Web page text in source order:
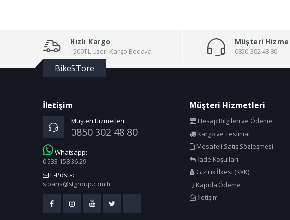
Hızlı Kargo
1500TL Üzeri Kargo Bedava
Müşteri
0850 302 48 80
BikeSTore
İletişim
Müşteri Hizmetleri:
0850 302 48 80
Whatsapp:
0 533 158 36 29
E-Posta:
siparis@stgroup.com.tr
Müşteri Hizmetleri
Hesap Bilgileri ve Ödeme
Kargo ve Teslimat
Mesafeli Satış Sözleşmesi
İade Koşulları
Gizlilik İlkesi (KVK)
Kapıda Ödeme
İletişim